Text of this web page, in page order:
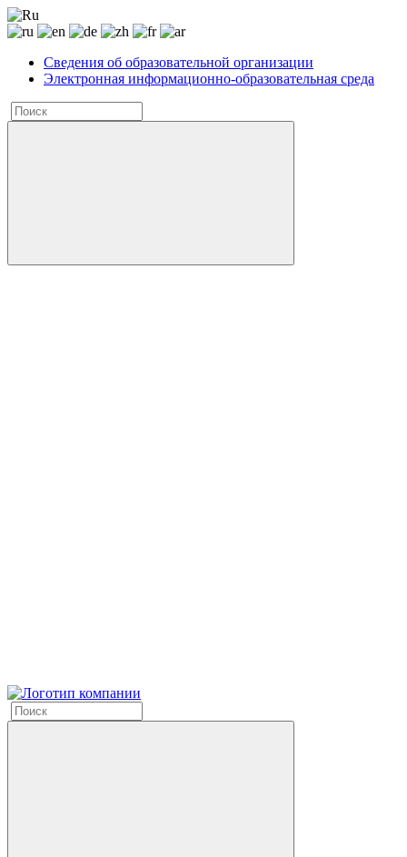
Сведения об образовательной организации
Электронная информационно-образовательная среда